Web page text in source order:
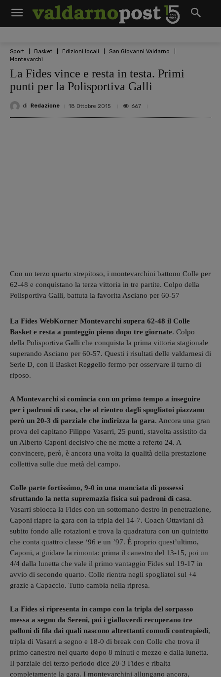
Sport Basket Edizioni locali
San Giovanni Valdarno
Montevarchi
La Fides vince e resta in testa. Primi
punti per la Polisportiva Galli
di Redazione 18 Ottobre 2015 667
Con un terzo quarto strepitoso, i montevarchini battono Colle per
62-48 e conquistano la terza vittoria in tre partite. Colpo della
Polisportiva Galli, battuta la favorita Asciano per 60-57
La Fides WebKorner Montevarchi supera 62-48 il Colle
Basket e resta a punteggio pieno dopo tre giornate. Colpo
della Polisportiva Galli che conquista la prima vittoria stagionale
superando Asciano per 60-57. Questi i risultati delle valdarnesi di
Serie D, con il Basket Reggello fermo per osservare il turno di
riposo.
A Montevarchi si comincia con un primo tempo a inseguire
per i padroni di casa, che al rientro dagli spogliatoi piazzano
però un 20-3 di parziale che indirizza la gara. Ancora una gran
prova del capitano Filippo Vasarri, 25 punti, stavolta assistito da
un Alberto Caponi decisivo che ne mette a referto 24. A
convincere, però, è ancora una volta la qualità della prestazione
collettiva sulle due metà del campo.
Colle parte fortissimo, 9-0 in una manciata di possessi
sfruttando la netta supremazia fisica sui padroni di casa.
Vasarri sblocca la Fides con un sottomano destro in penetrazione,
Caponi riapre la gara con la tripla del 14-7. Coach Ottaviani dà
subito fondo alle rotazioni e trova la quadratura con un quintetto
che conta quattro classe ‘96 e un ’97. È proprio quest’ultimo,
Caponi, a guidare la rimonta: prima il canestro del 13-15, poi un
4/4 dalla lunetta che vale il primo vantaggio Fides sul 19-17 in
avvio di secondo quarto. Colle rientra negli spogliatoi sul +4
grazie a Capaccio. Tutto cambia nella ripresa.
La Fides si ripresenta in campo con la tripla del sorpasso
messa a segno da Sereni, poi i gialloverdi recuperano tre
palloni di fila dai quali nascono altrettanti comodi contropiedi,
tripla di Vasarri a segno e 18-0 di break con Colle che trova il
primo canestro nel quarto dopo 8 minuti e mezzo e dalla lunetta.
Il parziale del terzo periodo dice 20-3 Fides e ribalta
completamente la gara. I montevarchini allungano ancora,